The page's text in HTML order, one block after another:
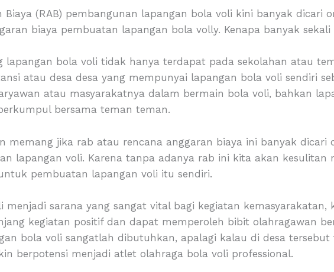
Biaya (RAB) pembangunan lapangan bola voli kini banyak dicari
biaya pembuatan lapangan bola volly. Kenapa banyak
lapangan bola voli tidak hanya terdapat pada sekolahan atau
atau desa desa yang mempunyai lapangan bola voli sendiri
atau masyarakatnya dalam bermain bola voli, bahkan
bersama teman teman.
memang jika rab atau rencana anggaran biaya ini banyak dicari
lapangan voli. Karena tanpa adanya rab ini kita akan kesulitan
pembuatan lapangan voli itu sendiri.
menjadi sarana yang sangat vital bagi kegiatan kemasyarakatan,
kegiatan positif dan dapat memperoleh bibit olahragawan
bola voli sangatlah dibutuhkan, apalagi kalau di desa
berpotensi menjadi atlet olahraga bola voli professional.